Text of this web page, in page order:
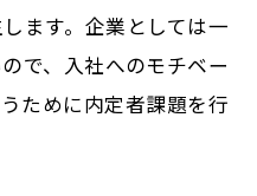
ます。企業としては一
で、入社へのモチベー
ために内定者課題を行